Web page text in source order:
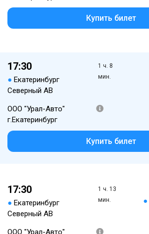
Купить билет
17:30
● Екатеринбург
Северный АВ
1 ч. 8
мин.
ООО "Урал-Авто"
г.Екатеринбург
Купить билет
17:30
● Екатеринбург
Северный АВ
1 ч. 13
мин.
●